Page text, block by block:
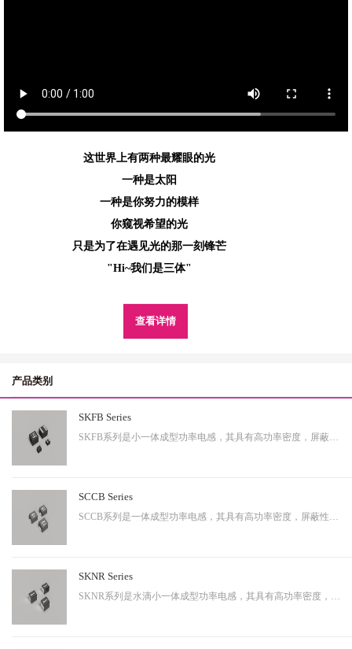
这世界上有两种最耀眼的光
一种是太阳
一种是你努力的模样
你窥视希望的光
只是为了在遇见光的那一刻锋芒
"Hi~我们是三体"
查看详情
产品类别
SKFB Series
SKFB系列是小一体成型功率电感，其具有高功率密度，屏蔽性出色等特性，适用于中大功率。
SCCB Series
SCCB系列是一体成型功率电感，其具有高功率密度，屏蔽性出色等特性，适用于中大功率。
SKNR Series
SKNR系列是水滴小一体成型功率电感，其具有高功率密度，屏蔽性出色等特性，适用于中大功率。